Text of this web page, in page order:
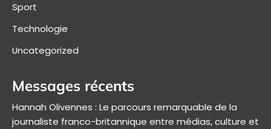
Sport
Technologie
Uncategorized
Messages récents
Hannah Olivennes : Le parcours remarquable de la
journaliste franco-britannique entre médias, culture et